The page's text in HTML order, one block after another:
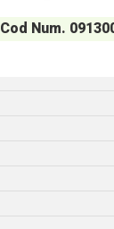
Cod Num.